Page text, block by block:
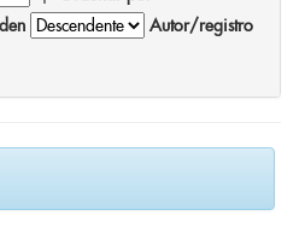
Autor/registro